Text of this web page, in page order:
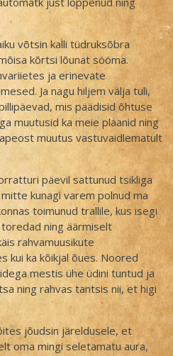
võtsin kalli tüdruksõbra
kõrtsi lõunat sööma.
ja erinevate
Ja nagu hiljem välja tuli,
mis päädisid õhtuse
muutusid ka meie plaanid ning
muutus vastuvaidlematult
päevil sattunud tsikliga
kunagi varem polnud ma
toimunud trallile, kus isegi
ning äärmiselt
rahvamuusikute
kui ka kõikjal õues. Noored
mestis ühe üdini tuntud ja
ning rahvas tantsis nii, et higi
jõudsin järeldusele, et
oma mingi seletamatu aura,